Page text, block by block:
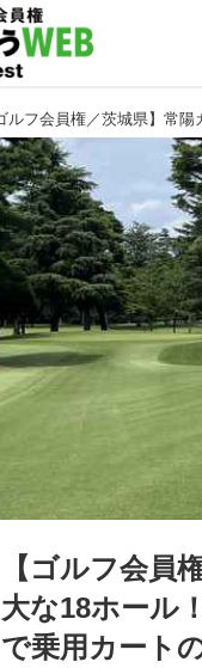
【ゴルフ会員
大な18ホール
で乗用カート